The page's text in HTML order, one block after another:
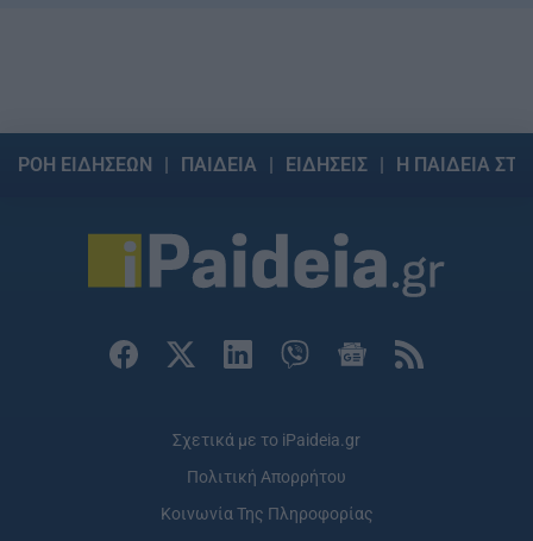
ΡΟΗ ΕΙΔΗΣΕΩΝ ΠΑΙΔΕΙΑ ΕΙΔΗΣΕΙΣ Η ΠΑΙΔΕΙΑ
Σχετικά με το iPaideia.gr
Πολιτική Απορρήτου
Κοινωνία Της Πληροφορίας